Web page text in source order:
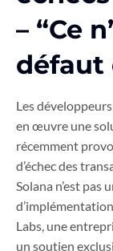
– “Ce
défaut
Les
en œuvre une
récemment
d’échec des
Solana n’est pas
Labs, une
un soutien